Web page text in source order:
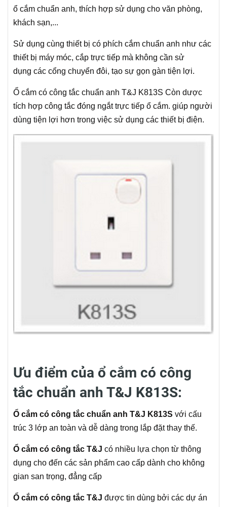
ổ cắm chuẩn anh, thích hợp sử dụng cho văn phòng,
khách sạn,...
Sử dụng cùng thiết bị có phích cắm chuẩn anh như các
thiết bị máy móc, cắp trực tiếp mà không cần sử
dụng các cổng chuyển đôi, tạo sự gọn gàn tiện lợi.
Ổ cắm có công tắc chuẩn anh T&J K813S Còn dược
tích hợp công tắc đóng ngắt trực tiếp ổ cắm. giúp người
dùng tiện lợi hơn trong việc sử dụng các thiết bị điện.
Ưu điểm của ổ cắm có công
tắc chuẩn anh T&J K813S:
Ổ cắm có công tắc chuẩn anh T&J K813S với cấu
trúc 3 lớp an toàn và dễ dàng trong lắp đặt thay thế.
Ổ cắm có công tắc T&J có nhiều lựa chọn từ thông
dụng cho đến các sản phẩm cao cấp dành cho không
gian san trọng, đẳng cấp
Ổ cắm có công tắc T&J được tin dùng bởi các dự án